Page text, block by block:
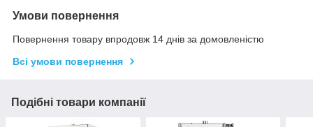
Умови повернення
Повернення товару впродовж 14 днів за домовленістю
Всі умови повернення
Подібні товари компанії